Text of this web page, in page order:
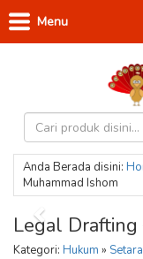
Menu
Anda Berada disini:
Muhammad Ishom
Legal
Kategori: Hukum »